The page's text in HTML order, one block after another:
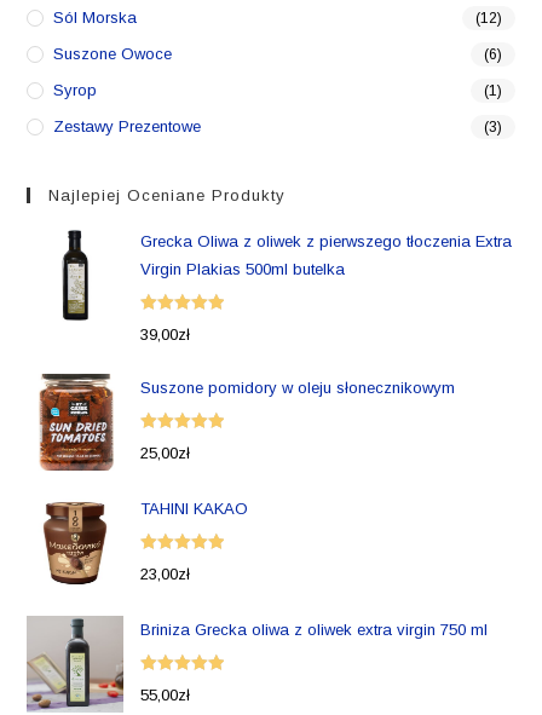
Sól Morska (12)
Suszone Owoce (6)
Syrop (1)
Zestawy Prezentowe (3)
Najlepiej Oceniane Produkty
Grecka Oliwa z oliwek z pierwszego tłoczenia Extra
Virgin Plakias 500ml butelka
Oceniono
39,00zł
Suszone pomidory w oleju słonecznikowym
Oceniono
25,00zł
TAHINI KAKAO
Oceniono
23,00zł
Briniza Grecka oliwa z oliwek extra virgin 750 ml
Oceniono
55,00zł